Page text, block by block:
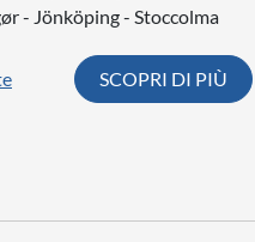
- Jönköping - Stoccolma
SCOPRI DI PIÙ